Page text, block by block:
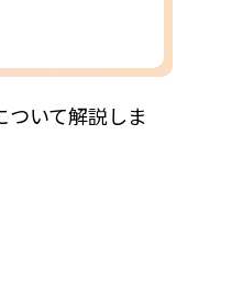
いて解説しま